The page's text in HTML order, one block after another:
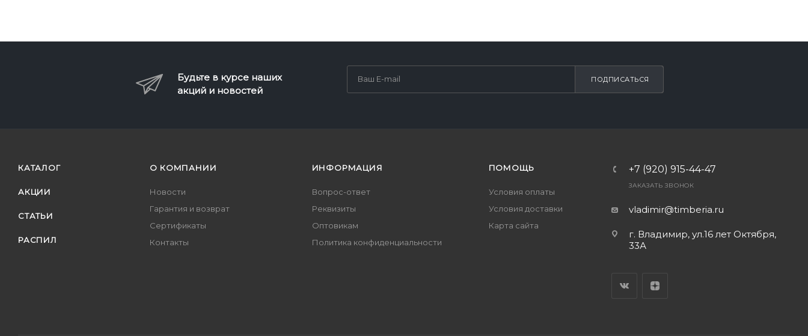
Будьте в курсе наших
акций и новостей
ПОДПИСАТЬСЯ
КАТАЛОГ
АКЦИИ
СТАТЬИ
РАСПИЛ
О КОМПАНИИ
Новости
Гарантия и возврат
Сертификаты
Контакты
ИНФОРМАЦИЯ
Вопрос-ответ
Реквизиты
Оптовикам
Политика конфиденциальности
ПОМОЩЬ
Условия оплаты
Условия доставки
Карта сайта
+7 (920) 915-44-47
ЗАКАЗАТЬ ЗВОНОК
vladimir@timberia.ru
г. Владимир, ул.16 лет Октября,
33А